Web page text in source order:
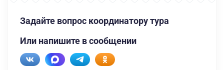
Задайте вопрос координатору тура
Или напишите в сообщении